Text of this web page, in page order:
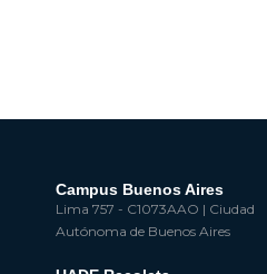
Campus Buenos Aires
Lima 757 - C1073AAO | Ciudad
Autónoma de Buenos Aires